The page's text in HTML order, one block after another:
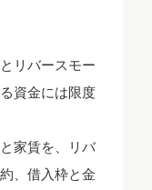
リバースモー
資金には限度
家賃を、リバ
、借入枠と金